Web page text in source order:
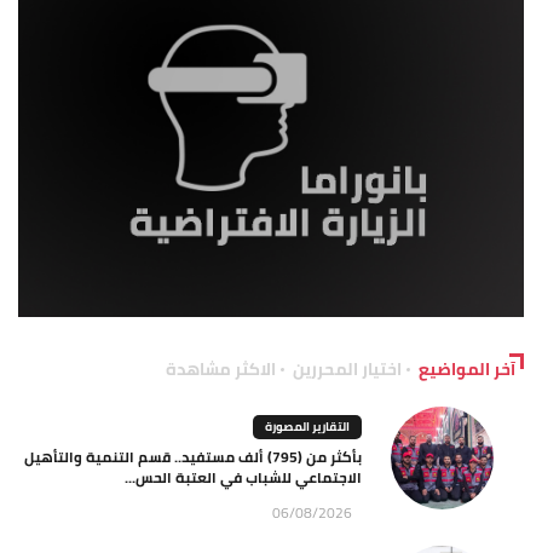
آخر المواضيع اختيار المحررين الاكثر مشاهدة
التقارير المصورة
بأكثر من (795) ألف مستفيد.. قسم التنمية والتأهيل
الاجتماعي للشباب في العتبة الحس...
06/08/2026